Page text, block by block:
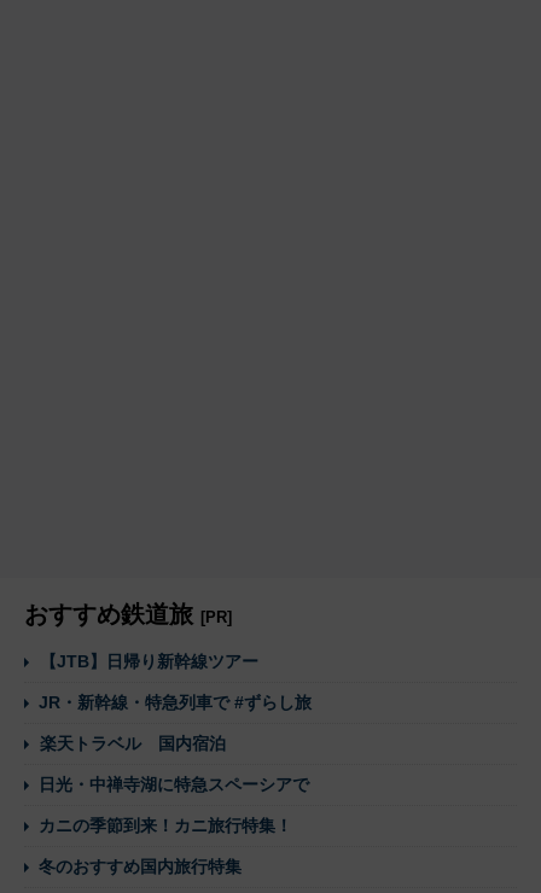
おすすめ鉄道旅 [PR]
【JTB】日帰り新幹線ツアー
JR・新幹線・特急列車で #ずらし旅
楽天トラベル 国内宿泊
日光・中禅寺湖に特急スペーシアで
カニの季節到来！カニ旅行特集！
冬のおすすめ国内旅行特集